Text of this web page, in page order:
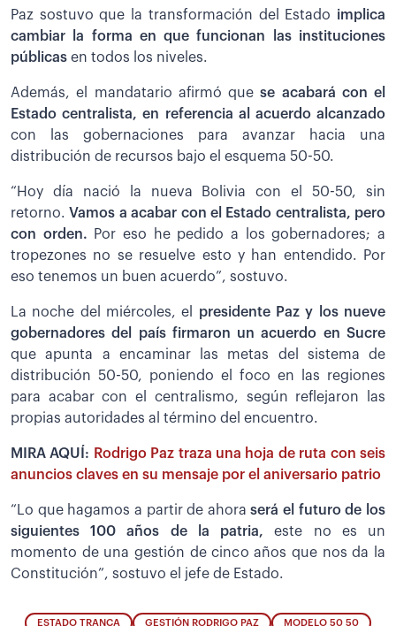
Paz sostuvo que la transformación del Estado implica
cambiar la forma en que funcionan las instituciones
públicas en todos los niveles.
Además, el mandatario afirmó quese acabará con el
Estado centralista, en referencia al acuerdo alcanzado
con las gobernaciones para avanzar hacia una
distribución de recursos bajo el esquema 50-50.
“Hoy día nació la nueva Bolivia con el 50-50, sin
retorno.Vamos a acabar con el Estado centralista, pero
con orden. Por eso he pedido a los gobernadores; a
tropezones no se resuelve esto y han entendido. Por
eso tenemos un buen acuerdo”, sostuvo.
La noche del miércoles, el presidente Paz y los nueve
gobernadores del país firmaron un acuerdo en Sucre
que apunta a encaminar las metas del sistema de
distribución 50-50, poniendo el foco en las regiones
para acabar con el centralismo, según reflejaron las
propias autoridades al término del encuentro.
MIRA AQUÍ: Rodrigo Paz traza una hoja de ruta con seis
anuncios claves en su mensaje por el aniversario patrio
“Lo que hagamos a partir de ahoraserá el futuro de los
siguientes 100 años de la patria, este no es un
momento de una gestión de cinco años que nos da la
Constitución”, sostuvo el jefe de Estado.
ESTADO TRANCA GESTIÓN RODRIGO PAZ MODELO 50 50